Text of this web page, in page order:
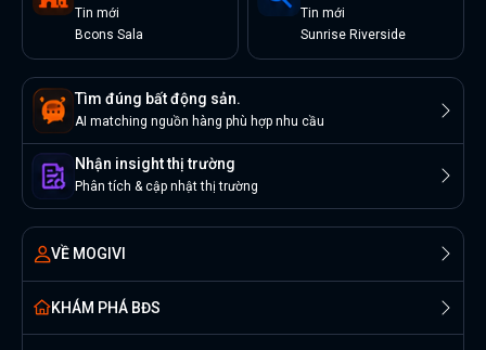
Tin mới
Bcons Sala
Tin mới
Sunrise Riverside
Tìm đúng bất động sản.
AI matching nguồn hàng phù hợp nhu cầu
Nhận insight thị trường
Phân tích & cập nhật thị trường
VỀ MOGIVI
KHÁM PHÁ BĐS